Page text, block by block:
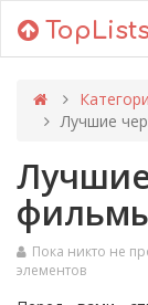
TopLists
Лучшие
Пока никто не
элементов